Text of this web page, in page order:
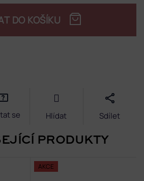
DO KOŠÍKU
se Hlídat Sdílet
PRODUKTY
AKCE